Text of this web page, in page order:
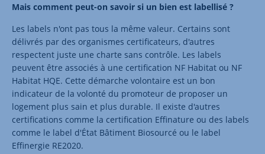
Mais comment peut-on savoir si un bien est labellisé ?
Les labels n'ont pas tous la même valeur. Certains sont
délivrés par des organismes certificateurs, d'autres
respectent juste une charte sans contrôle. Les labels
peuvent être associés à une certification NF Habitat ou NF
Habitat HQE. Cette démarche volontaire est un bon
indicateur de la volonté du promoteur de proposer un
logement plus sain et plus durable. Il existe d'autres
certifications comme la certification Effinature ou des labels
comme le label d'État Bâtiment Biosourcé ou le label
Effinergie RE2020.